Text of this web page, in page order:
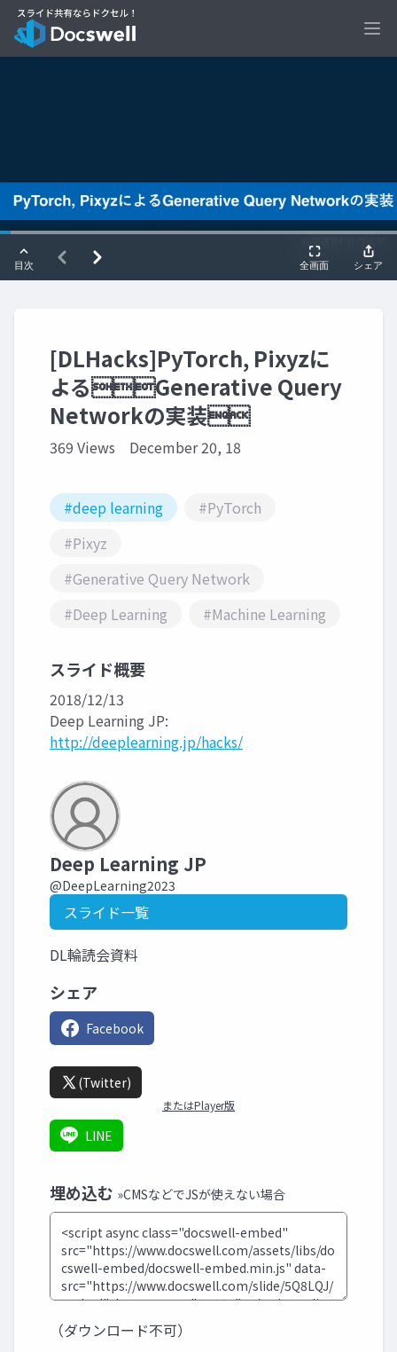
[DLHacks]PyTorch, Pixyzに
よるGenerative Query
Networkの実装
369 Views December 20, 18
#deep learning
#PyTorch
#Pixyz
#Generative Query Network
#Deep Learning
#Machine Learning
スライド概要
2018/12/13
Deep Learning JP:
http://deeplearning.jp/hacks/
Deep Learning JP
@DeepLearning2023
スライド一覧
DL輪読会資料
シェア
Facebook
(Twitter)
またはPlayer版
LINE
埋め込む »CMSなどでJSが使えない場合
（ダウンロード不可）